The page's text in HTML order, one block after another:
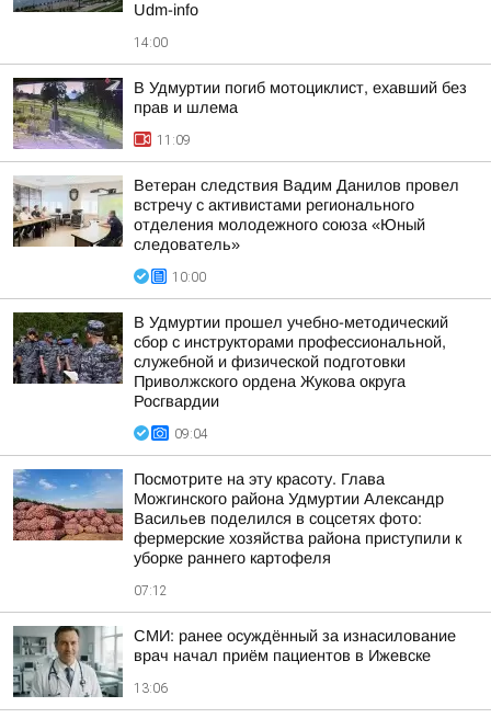
Udm-info
14:00
В Удмуртии погиб мотоциклист, ехавший без
прав и шлема
11:09
Ветеран следствия Вадим Данилов провел
встречу с активистами регионального
отделения молодежного союза «Юный
следователь»
10:00
В Удмуртии прошел учебно-методический
сбор с инструкторами профессиональной,
служебной и физической подготовки
Приволжского ордена Жукова округа
Росгвардии
09:04
Посмотрите на эту красоту. Глава
Можгинского района Удмуртии Александр
Васильев поделился в соцсетях фото:
фермерские хозяйства района приступили к
уборке раннего картофеля
07:12
СМИ: ранее осуждённый за изнасилование
врач начал приём пациентов в Ижевске
13:06